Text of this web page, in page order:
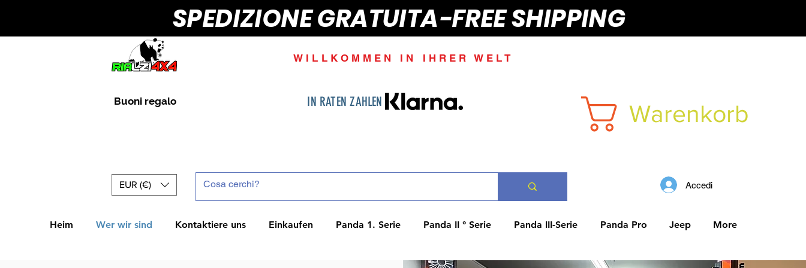
SPEDIZIONE GRATUITA-FREE SHIPPING
Buoni regalo
WILLKOMMEN IN IHRER WELT
IN RATEN ZAHLEN Warenkorb
EUR (€) Accedi
Heim Wer wir sind Kontaktiere uns Einkaufen Panda 1. Serie Panda II ° Serie Panda III-Serie Panda Pro Jeep More